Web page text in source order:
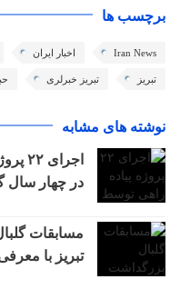
برچسب ها
Iran News اخبار ایران
تبریز تبریز خبرلری
نوشته های مشابه
در چهار سال
مسابقات
تبریز با